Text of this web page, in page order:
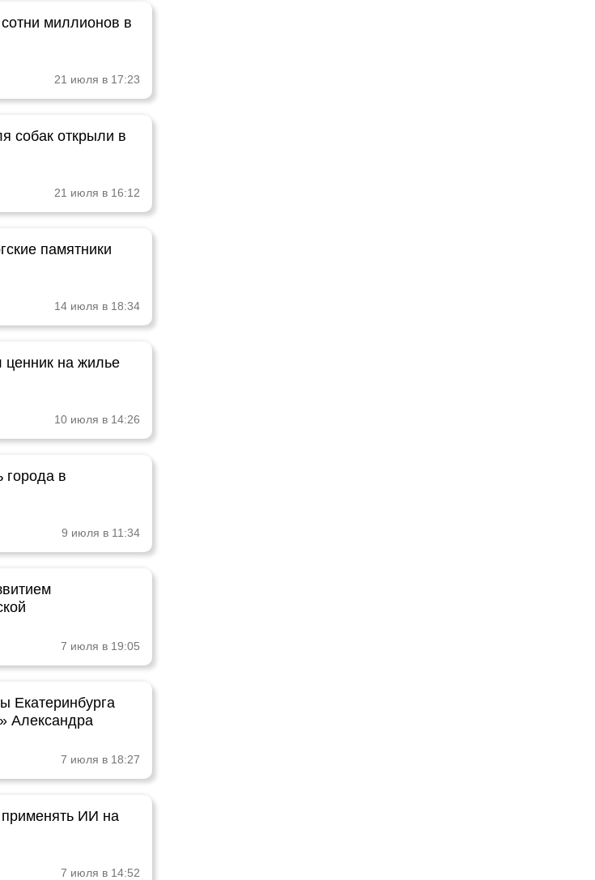
миллионов в
21 июля в 17:23
собак открыли в
21 июля в 16:12
памятники
14 июля в 18:34
ценник на жилье
10 июля в 14:26
города в
9 июля в 11:34
7 июля в 19:05
Екатеринбурга
Александра
7 июля в 18:27
ИИ на
7 июля в 14:52